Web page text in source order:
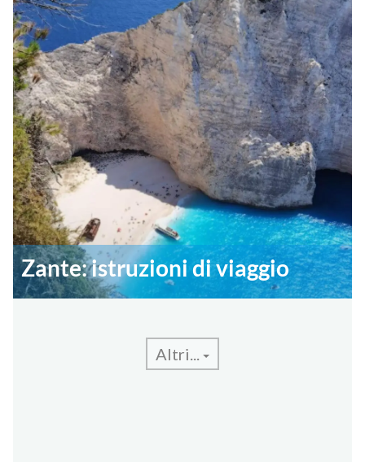
Zante: istruzioni di viaggio
Altri...